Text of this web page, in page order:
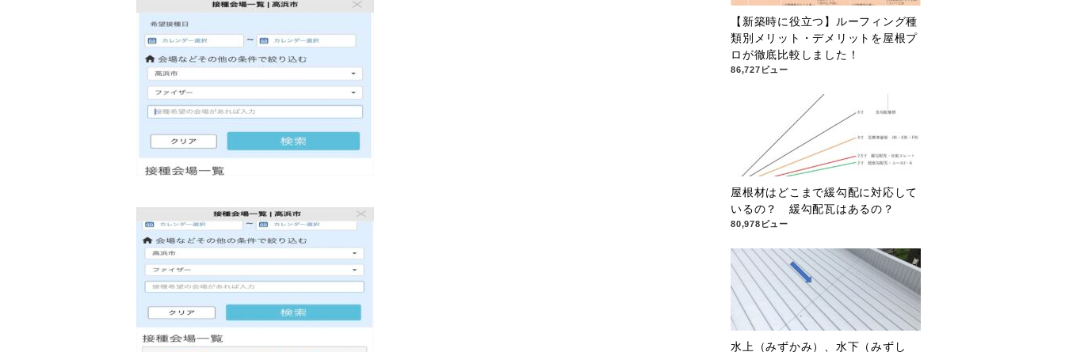
【新築時に役立つ】ルーフィング種
類別メリット・デメリットを屋根プ
ロが徹底比較しました！
86,727ビュー
屋根材はどこまで緩勾配に対応して
いるの？ 緩勾配瓦はあるの？
80,978ビュー
水上（みずかみ）、水下（みずし